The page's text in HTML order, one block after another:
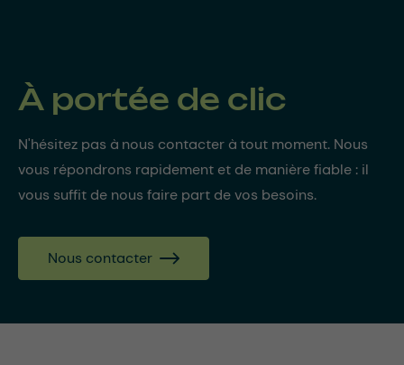
À portée de clic
N'hésitez pas à nous contacter à tout moment. Nous
vous répondrons rapidement et de manière fiable : il
vous suffit de nous faire part de vos besoins.
Nous contacter